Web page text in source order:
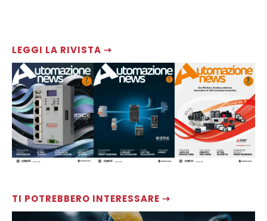
LEGGI LA RIVISTA ⇢
TI POTREBBERO INTERESSARE ⇢